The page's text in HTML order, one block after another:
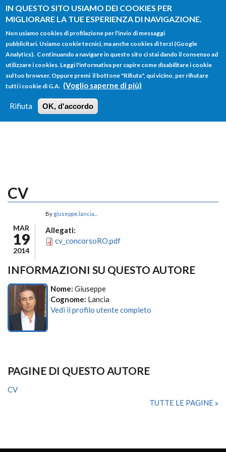
IN QUESTO SITO USIAMO DEI COOKIES PER
MIGLIORARE LA TUE ESPERIENZA DI NAVIGAZIONE.
Non usiamo cookies di profilazione per l'invio di messaggi
pubblicitari. Usiamo cookie tecnici, ma anche cookies di terzi (Google
Analytics). Continuando a navigare in questo sito ci stai dando il consenso ad
utilizzare i cookies. Leggi l'informativa per capire come disabilitare i cookie
sul tuo browser. Oppure premi il bottone "Rifiuta", qui vicino, per rifiutare
tutti i cookie di G.A. (Voglio saperne di più)
Rifiuta OK, d'accordo
Salta al contenuto principale
FORM
DI
RICERCA
Main menu
HOME TUTTI I PROFILI
LOGIN
CV
MAR
19
2014
By giuseppe.lancia...
Allegati:
cv_concorsoRO.pdf
INFORMAZIONI SU QUESTO AUTORE
Nome: Giuseppe
Cognome: Lancia
Vedi il profilo utente completo
PAGINE DI QUESTO AUTORE
CV
TUTTE LE PAGINE